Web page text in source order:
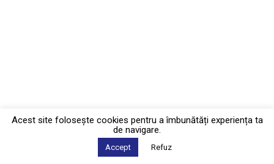
Acest site foloseşte cookies pentru a îmbunătăți experiența ta
de navigare.
Accept Refuz